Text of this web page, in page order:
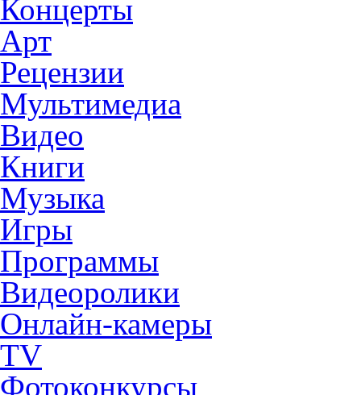
Концерты
Арт
Рецензии
Мультимедиа
Видео
Книги
Музыка
Игры
Программы
Видеоролики
Онлайн-камеры
TV
Фотоконкурсы